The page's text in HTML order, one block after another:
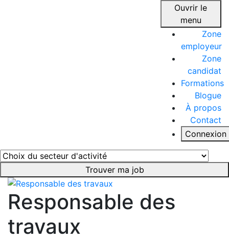
Ouvrir le
menu
Zone
employeur
Zone
candidat
Formations
Blogue
À propos
Contact
Connexion
Trouver ma job
Responsable des
travaux